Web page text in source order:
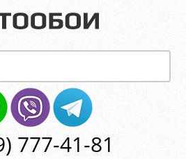
777-41-81